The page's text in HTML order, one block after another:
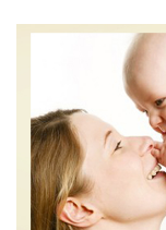
免
明